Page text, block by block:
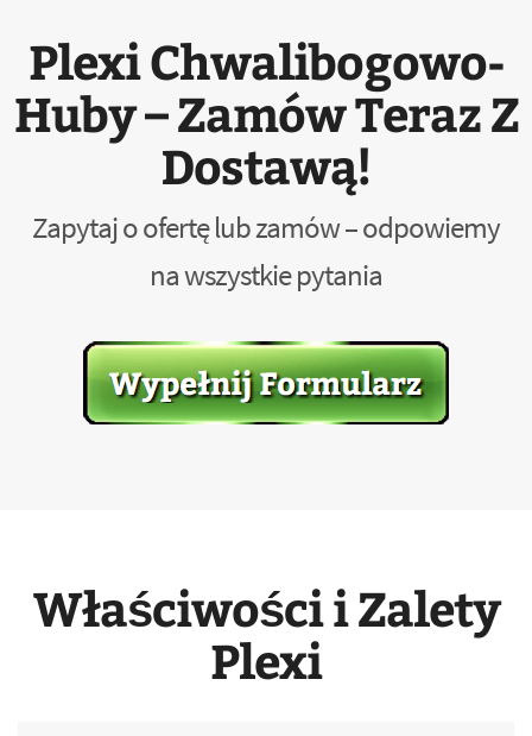
Plexi Chwalibogowo-
Huby – Zamów Teraz Z
Dostawą!
Zapytaj o ofertę lub zamów – odpowiemy
na wszystkie pytania
Właściwości i Zalety
Plexi